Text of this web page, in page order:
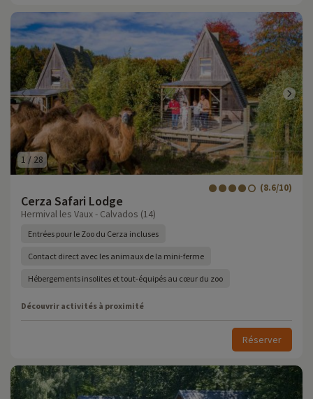
1 /28
Cerza Safari Lodge
(8.6/10)
Hermival les Vaux - Calvados (14)
Entrées pour le Zoo du Cerza incluses
Contact direct avec les animaux de la mini-ferme
Hébergements insolites et tout-équipés au cœur du zoo
Découvrir activités à proximité
Réserver